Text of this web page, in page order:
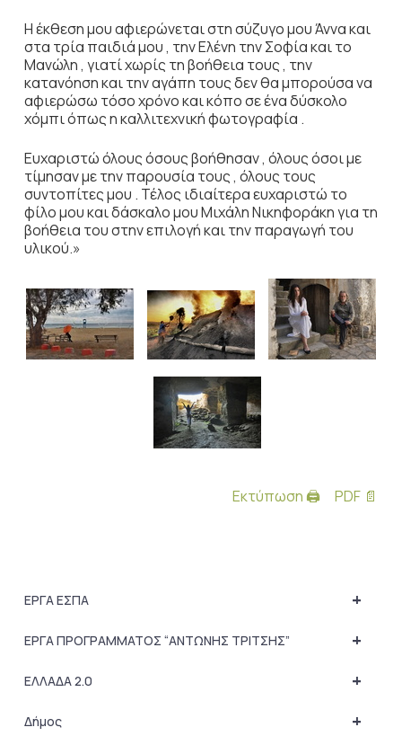
Η έκθεση μου αφιερώνεται στη σύζυγο μου Άννα και
στα τρία παιδιά μου , την Ελένη την Σοφία και το
Μανώλη , γιατί χωρίς τη βοήθεια τους , την
κατανόηση και την αγάπη τους δεν θα μπορούσα να
αφιερώσω τόσο χρόνο και κόπο σε ένα δύσκολο
χόμπι όπως η καλλιτεχνική φωτογραφία .
Ευχαριστώ όλους όσους βοήθησαν , όλους όσοι με
τίμησαν με την παρουσία τους , όλους τους
συντοπίτες μου . Τέλος ιδιαίτερα ευχαριστώ το
φίλο μου και δάσκαλο μου Μιχάλη Νικηφοράκη για τη
βοήθεια του στην επιλογή και την παραγωγή του
υλικού.»
Εκτύπωση 🖨 PDF 📄
+
ΕΡΓΑ ΕΣΠΑ
+
ΕΡΓΑ ΠΡΟΓΡΑΜΜΑΤΟΣ “ΑΝΤΩΝΗΣ ΤΡΙΤΣΗΣ”
+
ΕΛΛΑΔΑ 2.0
+
Δήμος